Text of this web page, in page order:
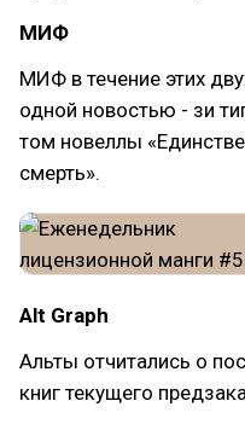
МИФ
МИФ в течение этих
одной новостью - зи
том новеллы
смерть».
Alt Graph
Альты отчитались о
книг текущего